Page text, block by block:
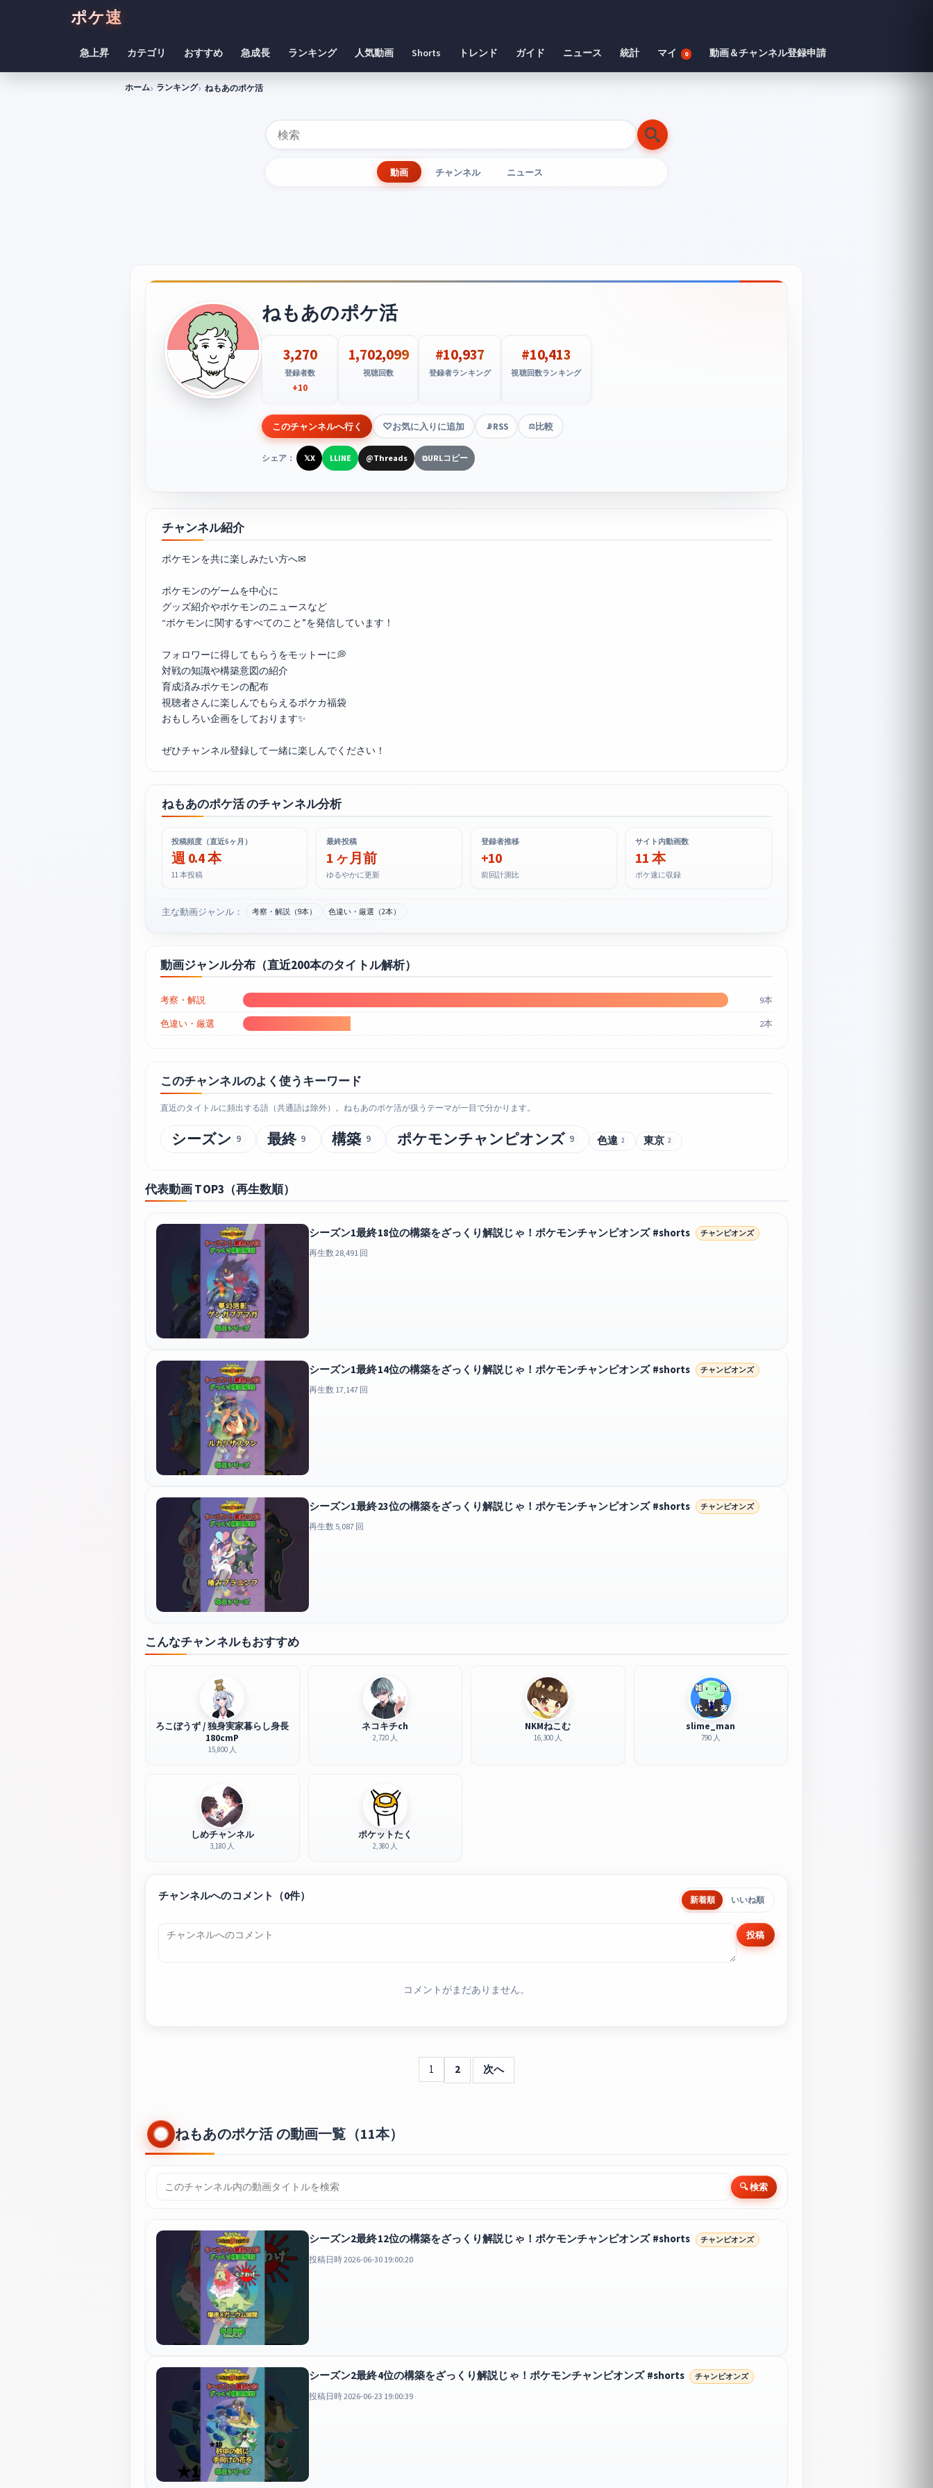
ポケ速
急上昇 カテゴリ おすすめ 急成長 ランキング 人気動画 Shorts トレンド ガイド ニュース 統計 マイ 0 動画＆チャンネル登録申請
ホーム ランキング ねもあのポケ活
動画 チャンネル ニュース
ねもあのポケ活
3,270
登録者数
+10
1,702,099
視聴回数
#10,937
登録者ランキング
#10,413
視聴回数ランキング
このチャンネルへ行く お気に入りに追加 📡RSS ⚖️比較
シェア： 𝕏X LLINE @Threads ⧉URLコピー
チャンネル紹介
ポケモンを共に楽しみたい方へ✉
ポケモンのゲームを中心に
グッズ紹介やポケモンのニュースなど
“ポケモンに関するすべてのこと”を発信しています！
フォロワーに得してもらうをモットーに💭
対戦の知識や構築意図の紹介
育成済みポケモンの配布
視聴者さんに楽しんでもらえるポケカ福袋
おもしろい企画をしております✨
ねもあのポケ活 のチャンネル分析
投稿頻度（直近6ヶ月）
週 0.4 本
11 本投稿
最終投稿
1 ヶ月前
ゆるやかに更新
登録者推移
+10
前回計測比
サイト内動画数
11 本
ポケ速に収録
主な動画ジャンル： 考察・解説（9本） 色違い・厳選（2本）
動画ジャンル分布（直近200本のタイトル解析）
考察・解説 9本
色違い・厳選 2本
このチャンネルのよく使うキーワード
直近のタイトルに頻出する語（共通語は除外）。ねもあのポケ活が扱うテーマが一目で分かります。
シーズン 9 最終 9 構築 9 ポケモンチャンピオンズ 9 色違 2 東京 2
代表動画 TOP3（再生数順）
シーズン1最終18位の構築をざっくり解説じゃ！ポケモンチャンピオンズ #shorts チャンピオンズ
再生数 28,491 回
シーズン1最終14位の構築をざっくり解説じゃ！ポケモンチャンピオンズ #shorts チャンピオンズ
再生数 17,147 回
シーズン1最終23位の構築をざっくり解説じゃ！ポケモンチャンピオンズ #shorts チャンピオンズ
再生数 5,087 回
こんなチャンネルもおすすめ
ろこぼうず / 独身実家暮らし身長
180cmP
15,800 人
ネコキチch
2,720 人
NKMねこむ
16,300 人
slime_man
790 人
しめチャンネル
3,180 人
ポケットたく
2,380 人
チャンネルへのコメント（0件） 新着順 いいね順
投稿
コメントがまだありません。
1 2 次へ
ねもあのポケ活 の動画一覧（11本）
🔍 検索
シーズン2最終12位の構築をざっくり解説じゃ！ポケモンチャンピオンズ #shorts チャンピオンズ
投稿日時 2026-06-30 19:00:20
シーズン2最終4位の構築をざっくり解説じゃ！ポケモンチャンピオンズ #shorts チャンピオンズ
投稿日時 2026-06-23 19:00:39